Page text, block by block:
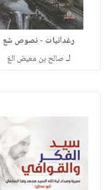
رغدانيات - نصوص شع
لـ صالح بن معيض الغ